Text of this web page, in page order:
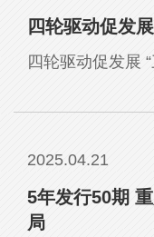
四轮驱动促发
四轮驱动促发展
2025.04.21
5年发行50期
局